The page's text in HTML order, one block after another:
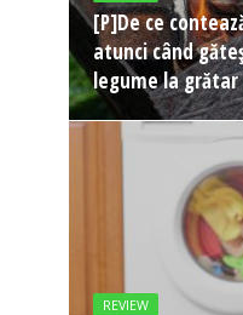
[P]De ce
atunci când
legume la grătar
REVIEW